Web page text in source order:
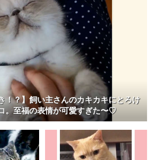
！？】飼い主さんのカキカキにとろけ
。至福の表情が可愛すぎた〜♡
フォロー
pecocats
ねこ部をフォロー